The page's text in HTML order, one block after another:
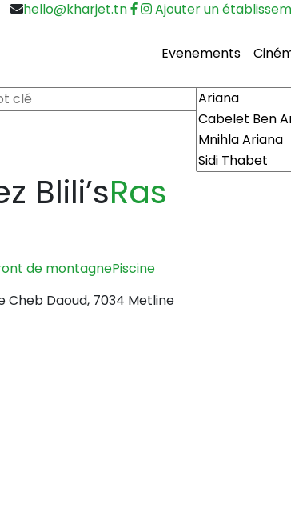
hello@kharjet.tn Ajouter un
Evenements
Blili’sRas
de montagnePiscine
Cheb Daoud, 7034 Metline